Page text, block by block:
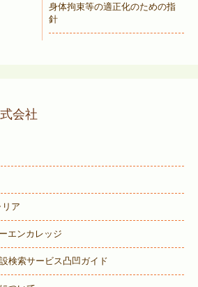
身体拘束等の適正化のための指
針
会社
ア
エンカレッジ
検索サービス凸凹ガイド